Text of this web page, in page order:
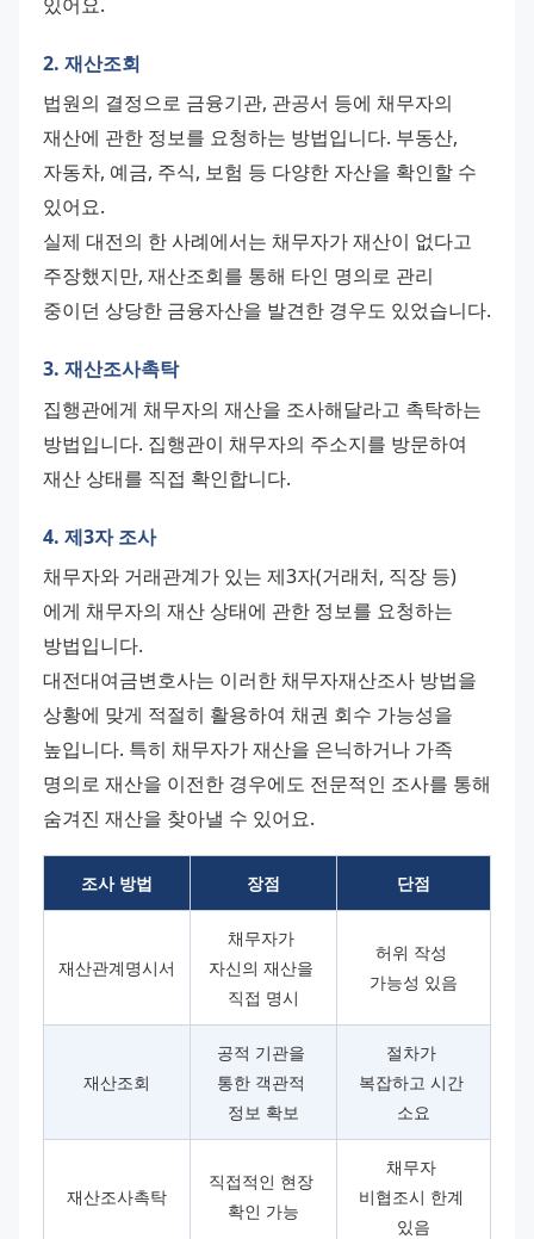
2. 재산조회
법원의 결정으로 금융기관, 관공서 등에 채무자의
재산에 관한 정보를 요청하는 방법입니다. 부동산,
자동차, 예금, 주식, 보험 등 다양한 자산을 확인할 수
있어요.
실제 대전의 한 사례에서는 채무자가 재산이 없다고
주장했지만, 재산조회를 통해 타인 명의로 관리
중이던 상당한 금융자산을 발견한 경우도 있었습니다.
3. 재산조사촉탁
집행관에게 채무자의 재산을 조사해달라고 촉탁하는
방법입니다. 집행관이 채무자의 주소지를 방문하여
재산 상태를 직접 확인합니다.
4. 제3자 조사
채무자와 거래관계가 있는 제3자(거래처, 직장 등)
에게 채무자의 재산 상태에 관한 정보를 요청하는
방법입니다.
대전대여금변호사는 이러한 채무자재산조사 방법을
상황에 맞게 적절히 활용하여 채권 회수 가능성을
높입니다. 특히 채무자가 재산을 은닉하거나 가족
명의로 재산을 이전한 경우에도 전문적인 조사를 통해
숨겨진 재산을 찾아낼 수 있어요.
조사 방법 장점 단점
재산관계명시서
채무자가
자신의 재산을
직접 명시
허위 작성
가능성 있음
재산조회
공적 기관을
통한 객관적
정보 확보
절차가
복잡하고 시간
소요
재산조사촉탁
직접적인 현장
확인 가능
채무자
비협조시 한계
있음